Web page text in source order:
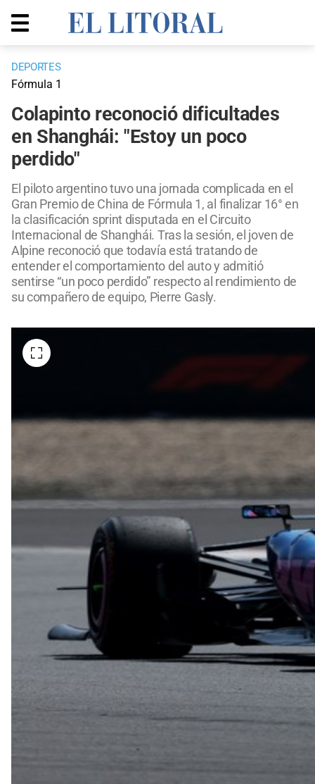
DEPORTES
Fórmula 1
Colapinto reconoció dificultades
en Shanghái: "Estoy un poco
perdido"
El piloto argentino tuvo una jornada complicada en el
Gran Premio de China de Fórmula 1, al finalizar 16° en
la clasificación sprint disputada en el Circuito
Internacional de Shanghái. Tras la sesión, el joven de
Alpine reconoció que todavía está tratando de
entender el comportamiento del auto y admitió
sentirse “un poco perdido” respecto al rendimiento de
su compañero de equipo, Pierre Gasly.